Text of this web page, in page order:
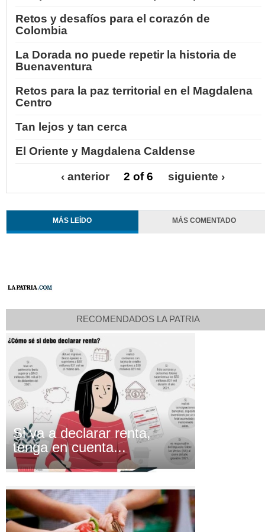
Retos y desafíos para el corazón de
Colombia
La Dorada no puede repetir la historia de
Buenaventura
Retos para la paz territorial en el Magdalena
Centro
Tan lejos y tan cerca
El Oriente y Magdalena Caldense
‹ anterior 2 of 6 siguiente ›
MÁS LEÍDO MÁS COMENTADO
RECOMENDADOS LA PATRIA
Si va a declarar renta,
tenga en cuenta...